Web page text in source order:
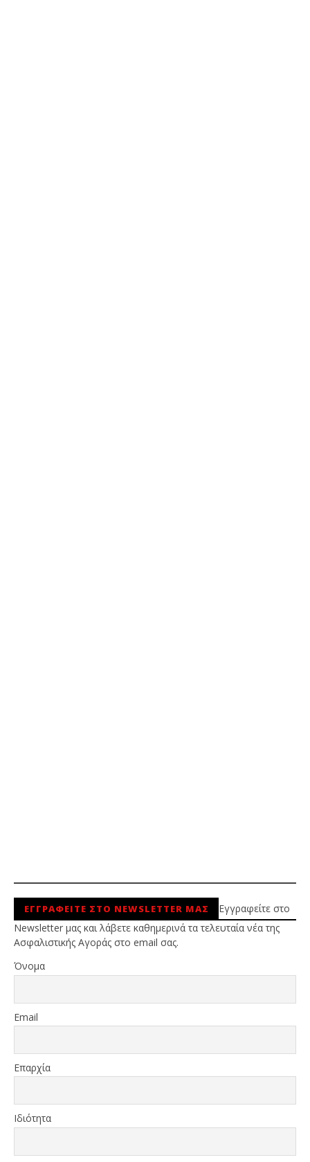
ΕΓΓΡΑΦΕΙΤΕ ΣΤΟ NEWSLETTER ΜΑΣ
Εγγραφείτε στο
Newsletter μας και λάβετε καθημερινά τα τελευταία νέα της
Ασφαλιστικής Αγοράς στο email σας.
Όνομα
Email
Επαρχία
Ιδιότητα